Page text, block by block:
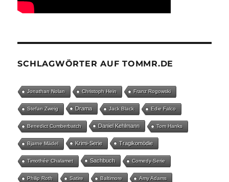
SCHLAGWÖRTER AUF TOMMR.DE
Jonathan Nolan Christoph Hein Franz Rogowski
Stefan Zweig Drama Jack Black Edie Falco
Benedict Cumberbatch Daniel Kehlmann Tom Hanks
Bjarne Mädel Krimi-Serie Tragikomödie
Timothée Chalamet Sachbuch Comedy-Serie
Philip Roth Satire Baltimore Amy Adams